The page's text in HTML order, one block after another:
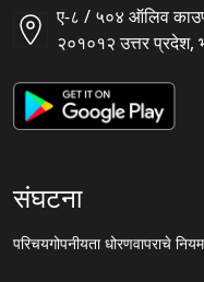
ए-८ / ५०४ ऑलिव
२०१०१२ उत्तर प्रदेश,
संघटना
परिचयगोपनीयता धोरणवापराचे नियम